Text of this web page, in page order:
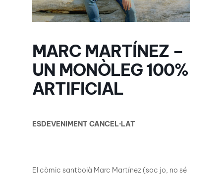
MARC MARTÍNEZ –
UN MONÒLEG 100%
ARTIFICIAL
ESDEVENIMENT CANCEL·LAT
El còmic santboià Marc Martínez (soc jo, no sé